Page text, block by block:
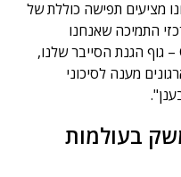
מציעים תפישה כוללת של
התמיכה שאנחנו
מפעילים עם מערך Cyber Control – גוף הגנת הסייבר שלנו,
7/365 ונותן לארגונים מענה לסיכוני
בעולמות